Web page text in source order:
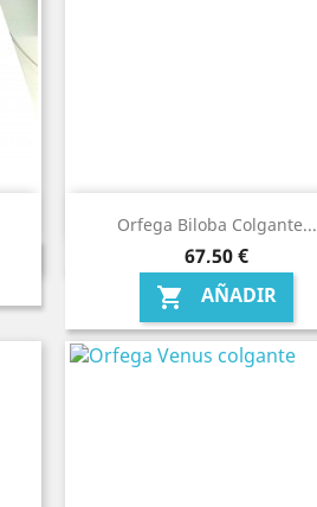
Orfega Biloba Colgante...
Precio
67,50 €
 AÑADIR